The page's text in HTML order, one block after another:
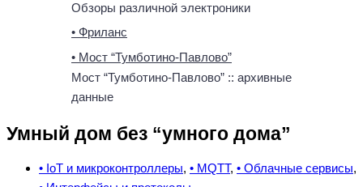
Обзоры различной электроники
• Фриланс
• Мост “Тумботино-Павлово”
Мост “Тумботино-Павлово” :: архивные
данные
Умный дом без “умного дома”
• IoT и микроконтроллеры, • MQTT, • Облачные сервисы,